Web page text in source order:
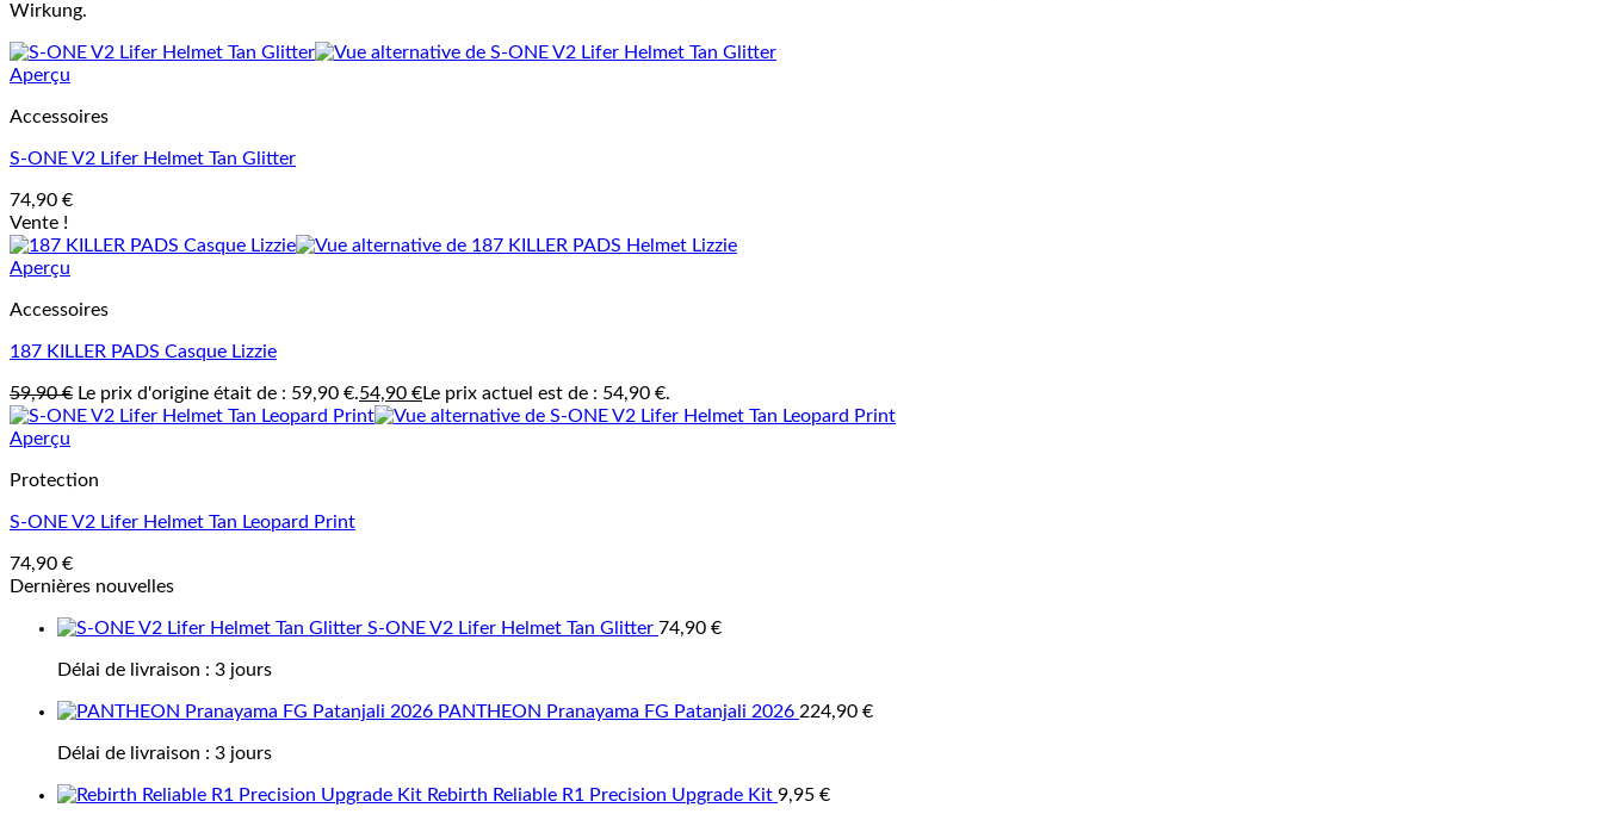
Wirkung.
Aperçu
Accessoires
S-ONE V2 Lifer Helmet Tan Glitter
74,90 €
Vente !
Aperçu
Accessoires
187 KILLER PADS Casque Lizzie
59,90€ Le prix d'origine était de : 59,90 €.54,90 €Le prix actuel est de : 54,90 €.
Aperçu
Protection
S-ONE V2 Lifer Helmet Tan Leopard Print
74,90 €
Dernières nouvelles
S-ONE V2 Lifer Helmet Tan Glitter 74,90 €
Délai de livraison : 3 jours
PANTHEON Pranayama FG Patanjali 2026 224,90 €
Délai de livraison : 3 jours
Rebirth Reliable R1 Precision Upgrade Kit 9,95 €